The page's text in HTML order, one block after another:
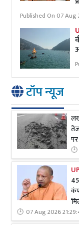
Published On 07 Aug
टॉप न्यूज
07 Aug 2026